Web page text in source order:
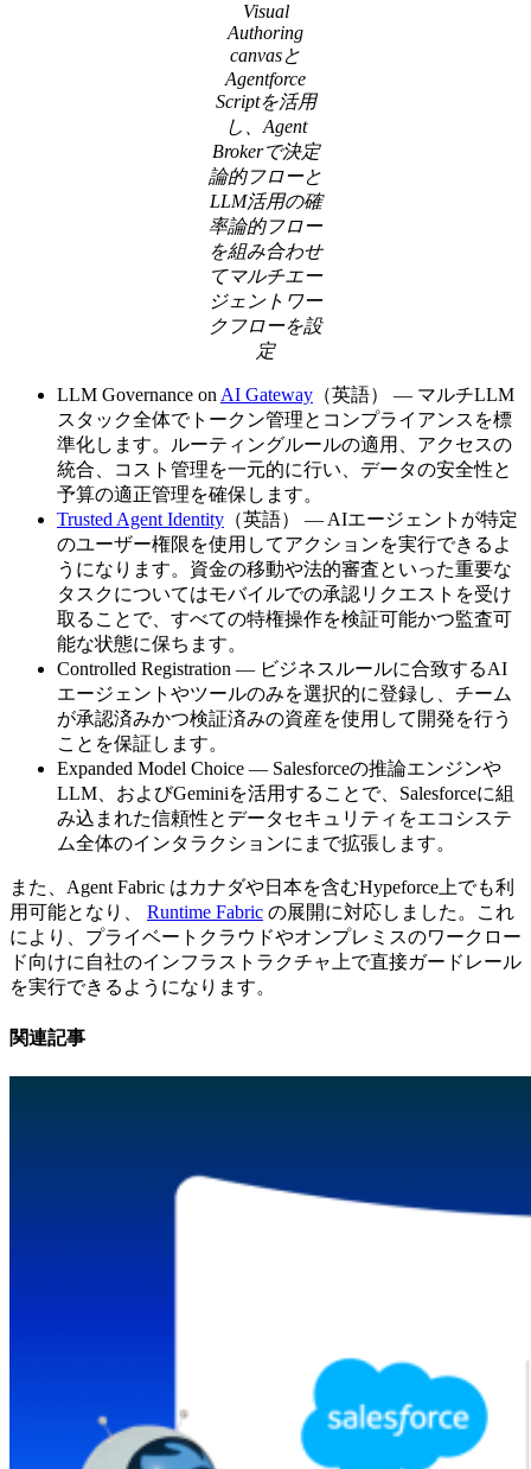
Visual
Authoring
canvasと
Agentforce
Scriptを活用
し、Agent
Brokerで決定
論的フローと
LLM活用の確
率論的フロー
を組み合わせ
てマルチエー
ジェントワー
クフローを設
定
LLM Governance on AI Gateway （英語） — マルチLLM
スタック全体でトークン管理とコンプライアンスを標
準化します。ルーティングルールの適用、アクセスの
統合、コスト管理を一元的に行い、データの安全性と
予算の適正管理を確保します。
Trusted Agent Identity （英語） — AIエージェントが特定
のユーザー権限を使用してアクションを実行できるよ
うになります。資金の移動や法的審査といった重要な
タスクについてはモバイルでの承認リクエストを受け
取ることで、すべての特権操作を検証可能かつ監査可
能な状態に保ちます。
Controlled Registration — ビジネスルールに合致するAI
エージェントやツールのみを選択的に登録し、チーム
が承認済みかつ検証済みの資産を使用して開発を行う
ことを保証します。
Expanded Model Choice — Salesforceの推論エンジンや
LLM、およびGeminiを活用することで、Salesforceに組
み込まれた信頼性とデータセキュリティをエコシステ
ム全体のインタラクションにまで拡張します。
また、Agent Fabric はカナダや日本を含むHypeforce上でも利
用可能となり、 Runtime Fabric の展開に対応しました。これ
により、プライベートクラウドやオンプレミスのワークロー
ド向けに自社のインフラストラクチャ上で直接ガードレール
を実行できるようになります。
関連記事